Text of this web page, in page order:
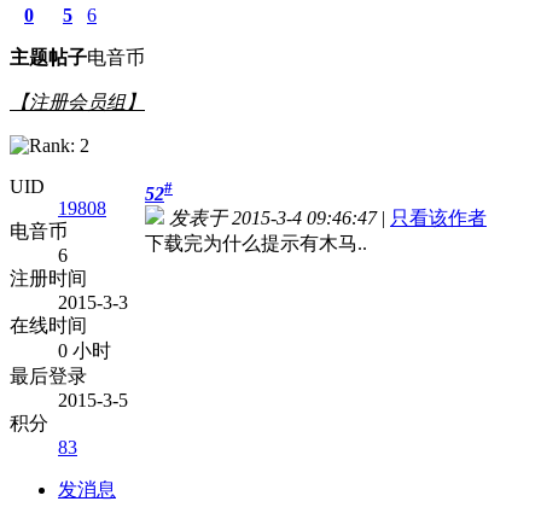
0
主题
5
帖子
6
电音币
【注册会员组】
UID
19808
电音币
6
注册时间
2015-3-3
在线时间
0 小时
最后登录
2015-3-5
积分
83
发消息
52#
发表于 2015-3-4 09:46:47 | 只看该作者
下载完为什么提示有木马..